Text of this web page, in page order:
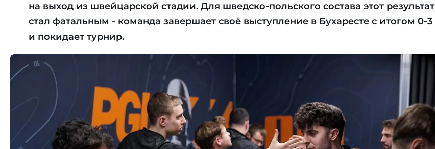
на выход из швейцарской стадии. Для шведско-польского состава этот результат
стал фатальным - команда завершает своё выступление в Бухаресте с итогом 0-3
и покидает турнир.